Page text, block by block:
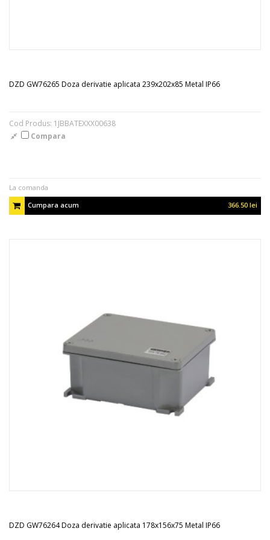
DZD GW76265 Doza derivatie aplicata 239x202x85 Metal IP66
Cod Produs: 1JBBATEXXX00638
Compara
La comanda
Cumpara acum
366.50 lei
DZD GW76264 Doza derivatie aplicata 178x156x75 Metal IP66